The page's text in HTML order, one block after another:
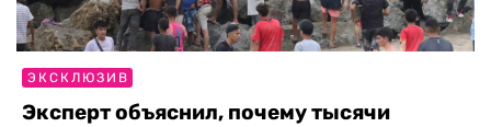
ЭКСКЛЮЗИВ
Эксперт объяснил, почему тысячи